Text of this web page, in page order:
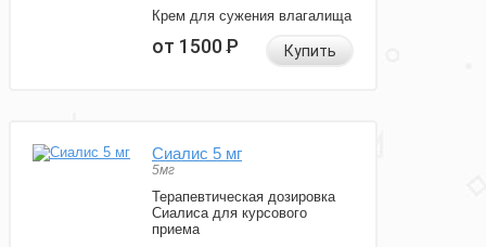
Крем для сужения влагалища
от 1500Р Купить
Сиалис 5 мг
5мг
Терапевтическая дозировка
Сиалиса для курсового
приема